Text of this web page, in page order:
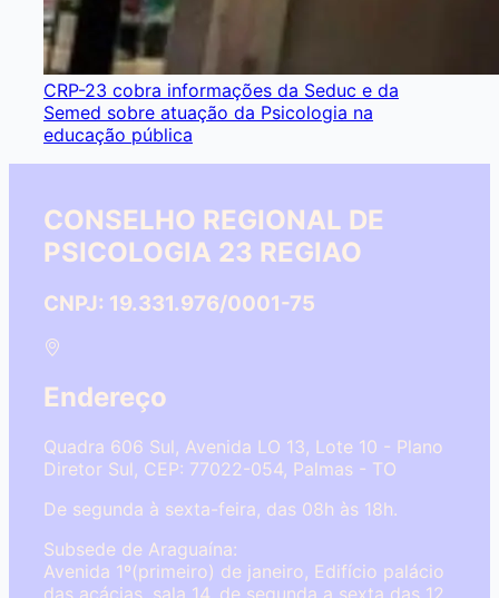
CRP-23 cobra informações da Seduc e da
Semed sobre atuação da Psicologia na
educação pública
CONSELHO REGIONAL DE
PSICOLOGIA 23 REGIAO
CNPJ: 19.331.976/0001-75
Endereço
Quadra 606 Sul, Avenida LO 13, Lote 10 - Plano
Diretor Sul, CEP: 77022-054, Palmas - TO
De segunda à sexta-feira, das 08h às 18h.
Subsede de Araguaína:
Avenida 1º(primeiro) de janeiro, Edifício palácio